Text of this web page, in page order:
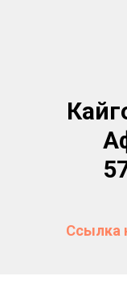
Ссылка